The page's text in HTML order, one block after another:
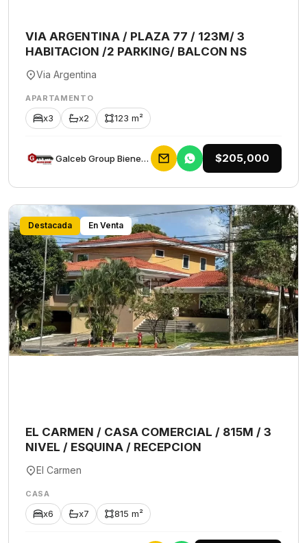
VIA ARGENTINA / PLAZA 77 / 123M/ 3
HABITACION /2 PARKING/ BALCON NS
Via Argentina
APARTAMENTO
x3 x2 123 m²
Galceb Group Bienes Raices $205,000
Destacada En Venta
EL CARMEN / CASA COMERCIAL / 815M / 3
NIVEL / ESQUINA / RECEPCION
El Carmen
CASA
x6 x7 815 m²